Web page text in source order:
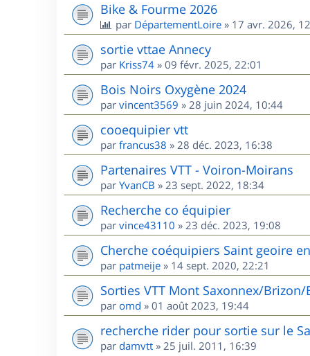
Bike & Fourme 2026
par DépartementLoire » 17 avr. 2026,
sortie vttae Annecy
par Kriss74 » 09 févr. 2025, 22:01
Bois Noirs Oxygène 2024
par vincent3569 » 28 juin 2024, 10:44
cooequipier vtt
par francus38 » 28 déc. 2023, 16:38
Partenaires VTT - Voiron-Moirans
par YvanCB » 23 sept. 2022, 18:34
Recherche co équipier
par vince43110 » 23 déc. 2023, 19:08
Cherche coéquipiers Saint geoire
par patmeije » 14 sept. 2020, 22:21
Sorties VTT Mont Saxonnex/
par omd » 01 août 2023, 19:44
recherche rider pour sortie sur le
par damvtt » 25 juil. 2011, 16:39